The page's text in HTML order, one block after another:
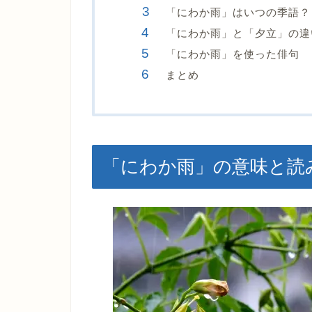
「にわか雨」はいつの季語？
「にわか雨」と「夕立」の
「にわか雨」を使った俳句
まとめ
「にわか雨」の意味と読